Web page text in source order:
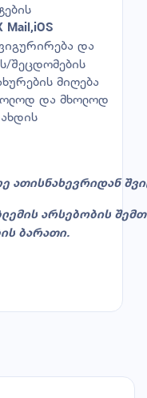
Mail,iOS
და
შეცდომების
მიღება
და მხოლოდ
ათისნახევრიდან
არსებობის
ბარათი.